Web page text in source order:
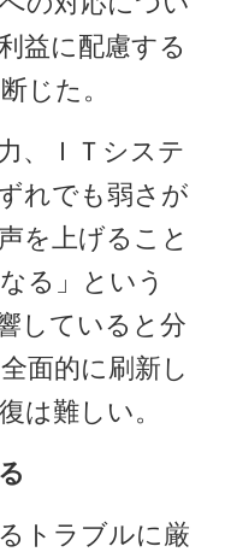
益に配慮する
じた。
、ＩＴシステ
れでも弱さが
を上げること
る」という
していると分
面的に刷新し
は難しい。
トラブルに厳